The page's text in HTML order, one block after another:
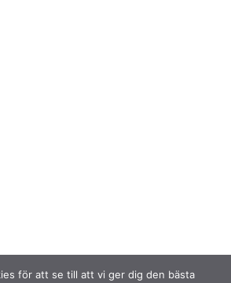
för att se till att vi ger dig den bästa